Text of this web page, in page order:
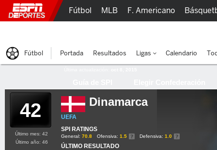
42 Dinamarca
UEFA
SPI RATINGS
General: 70.8 Ofensiva: 1.5 Defensiva: 1.0
ÚLTIMO RESULTADO
Último mes: 42
Último año: 46
Fútbol MLB F. Americano
Fútbol Portada Resultados Ligas Calendario